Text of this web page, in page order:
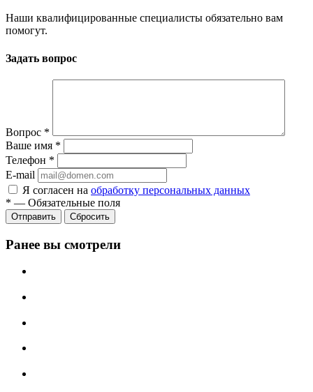
Наши квалифицированные специалисты обязательно вам
помогут.
Задать вопрос
Вопрос *
Ваше имя *
Телефон *
E-mail
Я согласен на обработку персональных данных
* — Обязательные поля
Сбросить
Ранее вы смотрели